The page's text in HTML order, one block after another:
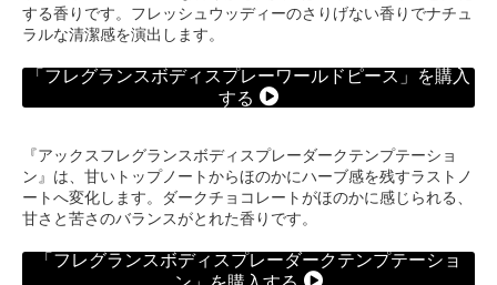
する香りです。フレッシュウッディーのさりげない香りでナチュ
ラルな清潔感を演出します。
「フレグランスボディスプレーワールドピース」を購入
する
『アックスフレグランスボディスプレーダークテンプテーショ
ン』は、甘いトップノートからほのかにハーブ感を残すラストノ
ートへ変化します。ダークチョコレートがほのかに感じられる、
甘さと苦さのバランスがとれた香りです。
「フレグランスボディスプレーダークテンプテーショ